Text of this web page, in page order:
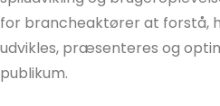
for brancheaktører at forstå,
udvikles, præsenteres og
publikum.